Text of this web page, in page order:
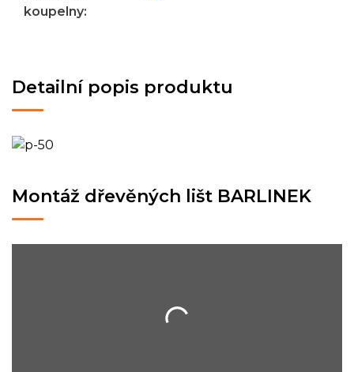
Detailní popis produktu
koupelny:
Montáž dřevěných lišt BARLINEK